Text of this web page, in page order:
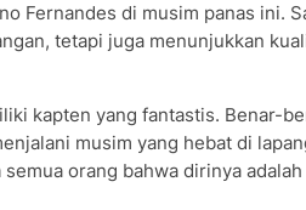
Fernandes di musim panas ini.
tetapi juga menunjukkan
kapten yang fantastis. Benar-
musim yang hebat di
orang bahwa dirinya